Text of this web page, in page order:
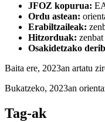
JFOZ kopurua:
Ordu astean:
Erabiltzaileak:
Hitzorduak:
Osakidetzako
Baita ere, 2023an artatu
Bukatzeko, 2023an
Tag-ak